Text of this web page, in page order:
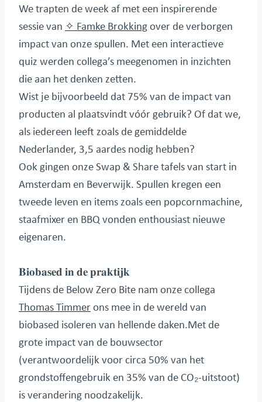
We trapten de week af met een inspirerende
sessie van ✧ Famke Brokkingover de verborgen
impact van onze spullen. Met een interactieve
quiz werden collega’s meegenomen in inzichten
die aan het denken zetten.
Wist je bijvoorbeeld dat 75% van de impact van
producten al plaatsvindt vóór gebruik? Of dat we,
als iedereen leeft zoals de gemiddelde
Nederlander, 3,5 aardes nodig hebben?
Ook gingen onze Swap & Share tafels van start in
Amsterdam en Beverwijk. Spullen kregen een
tweede leven en items zoals een popcornmachine,
staafmixer en BBQ vonden enthousiast nieuwe
eigenaren.
𝐁𝐢𝐨𝐛𝐚𝐬𝐞𝐝 𝐢𝐧 𝐝𝐞 𝐩𝐫𝐚𝐤𝐭𝐢𝐣𝐤
Tijdens de Below Zero Bite nam onze collega
Thomas Timmerons mee in de wereld van
biobased isoleren van hellende daken.Met de
grote impact van de bouwsector
(verantwoordelijk voor circa 50% van het
grondstoffengebruik en 35% van de CO₂-uitstoot)
is verandering noodzakelijk.